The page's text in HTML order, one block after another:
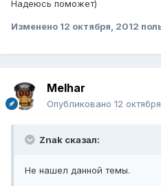
Надеюсь поможет)
Изменено 12 октября, 2012
Melhar
Опубликовано 12
Znak сказал:
Не нашел данной темы.